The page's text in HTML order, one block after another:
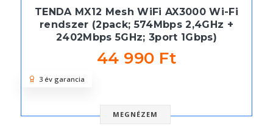
TENDA MX12 Mesh WiFi AX3000 Wi-Fi
rendszer (2pack; 574Mbps 2,4GHz +
2402Mbps 5GHz; 3port 1Gbps)
44 990 Ft
MEGNÉZEM
3 év garancia